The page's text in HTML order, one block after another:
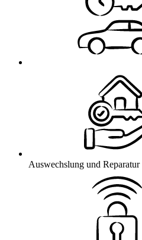
Auswechslung und Reparatur